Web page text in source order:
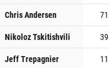
Chris Andersen
71
Nikoloz Tskitishvili
39
Jeff Trepagnier
11